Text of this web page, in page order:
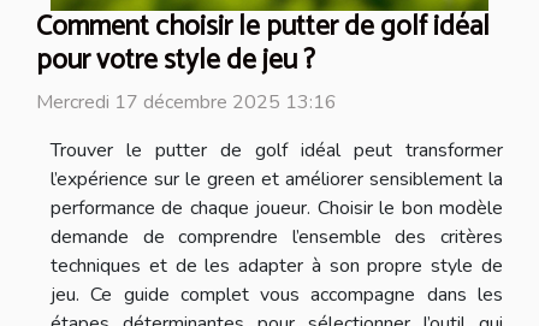
Comment choisir le putter de golf idéal
pour votre style de jeu ?
Mercredi 17 décembre 2025 13:16
Trouver le putter de golf idéal peut transformer
l’expérience sur le green et améliorer sensiblement la
performance de chaque joueur. Choisir le bon modèle
demande de comprendre l’ensemble des critères
techniques et de les adapter à son propre style de
jeu. Ce guide complet vous accompagne dans les